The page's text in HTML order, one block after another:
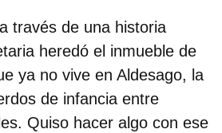
través de una historia
heredó el inmueble de
ya no vive en Aldesago, la
de infancia entre
. Quiso hacer algo con ese